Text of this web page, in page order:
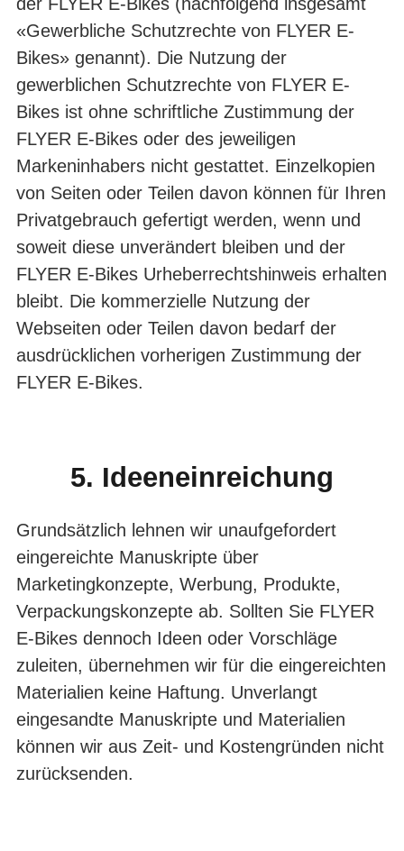
«Gewerbliche Schutzrechte von FLYER E-
Bikes» genannt). Die Nutzung der
gewerblichen Schutzrechte von FLYER E-
Bikes ist ohne schriftliche Zustimmung der
FLYER E‑Bikes oder des jeweiligen
Markeninhabers nicht gestattet. Einzelkopien
von Seiten oder Teilen davon können für Ihren
Privatgebrauch gefertigt werden, wenn und
so­weit diese unverändert bleiben und der
FLYER E-Bikes Urheberrechtshinweis er­halten
bleibt. Die kommerzielle Nutzung der
Webseiten oder Teilen davon bedarf der
ausdrücklichen vorherigen Zustimmung der
FLYER E-Bikes.
5. Ideeneinreichung
Grundsätzlich lehnen wir unaufgefordert
eingereichte Manuskripte über
Marketingkonzepte, Werbung, Produkte,
Verpackungskonzepte ab. Sollten Sie FLYER
E‑Bikes dennoch Ideen oder Vorschläge
zuleiten, übernehmen wir für die eingereich­ten
Materialien keine Haftung. Unverlangt
eingesandte Manuskripte und Materia­lien
können wir aus Zeit- und Kostengründen nicht
zurücksenden.